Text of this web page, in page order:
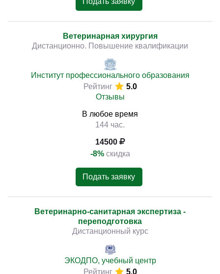
Ветеринарная хирургия
Дистанционно. Повышение квалификации
Институт профессионального образования
Рейтинг
5.0
Отзывы
В любое время
144 час.
14500
-8% скидка
Подать заявку
Ветеринарно-санитарная экспертиза -
переподготовка
Дистанционный курс
ЭКОДПО, учебный центр
Рейтинг
5.0